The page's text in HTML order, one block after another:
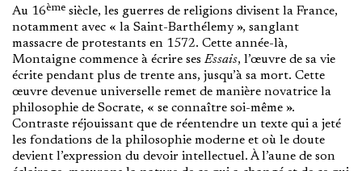
Au 16ème siècle, les guerres de religions divisent la France,
notamment avec « la Saint-Barthélemy », sanglant
massacre de protestants en 1572. Cette année-là,
Montaigne commence à écrire ses Essais, l’œuvre de sa vie
écrite pendant plus de trente ans, jusqu’à sa mort. Cette
œuvre devenue universelle remet de manière novatrice la
philosophie de Socrate, « se connaître soi-même ».
Contraste réjouissant que de réentendre un texte qui a jeté
les fondations de la philosophie moderne et où le doute
devient l’expression du devoir intellectuel. À l’aune de son